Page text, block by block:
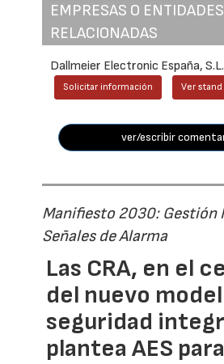
EMPRESAS O ENTIDADES
RELACIONADAS
Dallmeier Electronic España, S.L.
Solicitar información Ver
ver/escribir
Manifiesto 2030: Gestión
Señales de Alarma
Las CRA, en el
del nuevo
seguridad
plantea AES